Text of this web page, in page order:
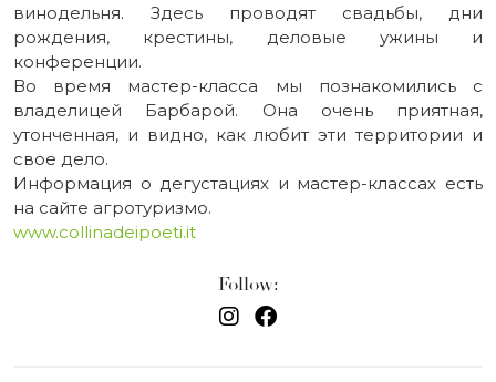
винодельня. Здесь проводят свадьбы, дни
рождения, крестины, деловые ужины и
конференции.
Во время мастер-класса мы познакомились с
владелицей Барбарой. Она очень приятная,
утонченная, и видно, как любит эти территории и
свое дело.
Информация о дегустациях и мастер-классах есть
на сайте агротуризмо.
www.collinadeipoeti.it
Follow: